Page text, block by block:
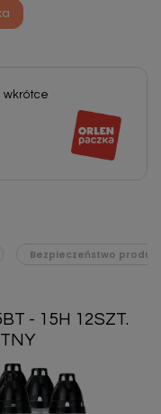
wkrótce
Bezpieczeństwo
- 15H 12SZT.